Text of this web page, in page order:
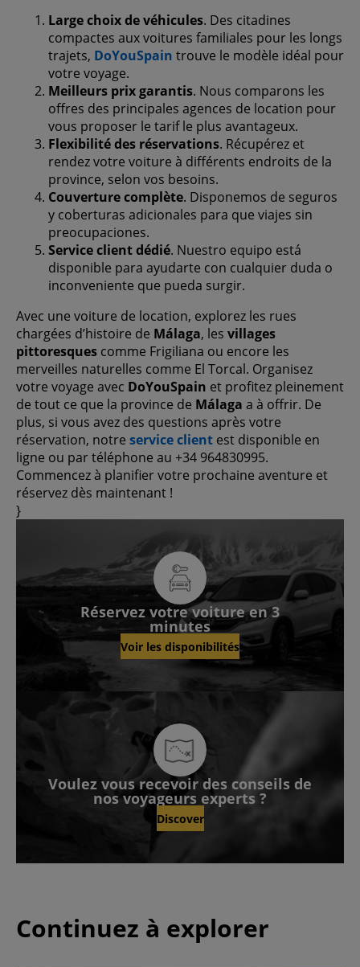
Large choix de véhicules. Des citadines
compactes aux voitures familiales pour les longs
trajets, DoYouSpain trouve le modèle idéal pour
votre voyage.
Meilleurs prix garantis. Nous comparons les
offres des principales agences de location pour
vous proposer le tarif le plus avantageux.
Flexibilité des réservations. Récupérez et
rendez votre voiture à différents endroits de la
province, selon vos besoins.
Couverture complète. Disponemos de seguros
y coberturas adicionales para que viajes sin
preocupaciones.
Service client dédié. Nuestro equipo está
disponible para ayudarte con cualquier duda o
inconveniente que pueda surgir.
Avec une voiture de location, explorez les rues
chargées d’histoire de Málaga, les villages
pittoresques comme Frigiliana ou encore les
merveilles naturelles comme El Torcal. Organisez
votre voyage avec DoYouSpain et profitez pleinement
de tout ce que la province de Málaga a à offrir. De
plus, si vous avez des questions après votre
réservation, notre service client est disponible en
ligne ou par téléphone au +34 964830995.
Commencez à planifier votre prochaine aventure et
réservez dès maintenant !
}
Réservez votre voiture en 3
minutes
Voir les disponibilités
Voulez vous recevoir des conseils de
nos voyageurs experts ?
Discover
Continuez à explorer